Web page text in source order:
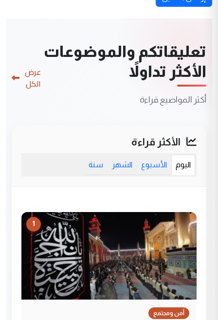
تعليقاتكم والموضوعات
الأكثر تداولاً
أكثر المواضيع قراءة
عرض
الكل
الأكثر قراءة
اليوم الأسبوع الشهر سنة
1
أمن ومجتمع